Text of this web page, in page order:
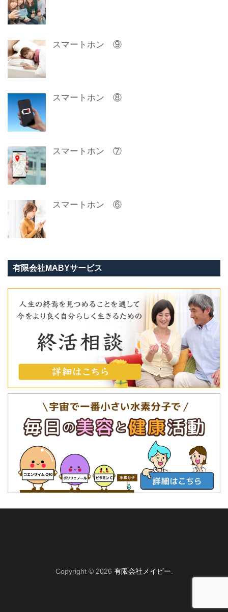
スマートホン ⑨
スマートホン ⑧
スマートホン ⑦
スマートホン ⑥
有限会社MABYサービス
Copyright © 2026 有限会社メイビー